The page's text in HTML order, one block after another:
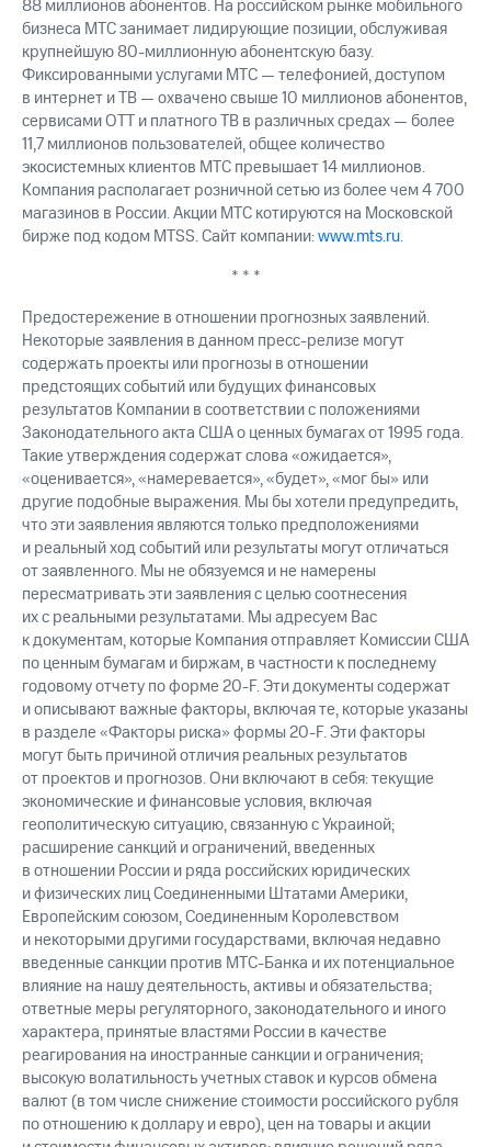
88 миллионов абонентов. На российском рынке мобильного
бизнеса МТС занимает лидирующие позиции, обслуживая
крупнейшую 80-миллионную абонентскую базу.
Фиксированными услугами МТС — телефонией, доступом
в интернет и ТВ — охвачено свыше 10 миллионов абонентов,
сервисами OTT и платного ТВ в различных средах — более
11,7 миллионов пользователей, общее количество
экосистемных клиентов МТС превышает 14 миллионов.
Компания располагает розничной сетью из более чем 4 700
магазинов в России. Акции МТС котируются на Московской
бирже под кодом MTSS. Сайт компании:www.mts.ru.
* * *
Предостережение в отношении прогнозных заявлений.
Некоторые заявления в данном пресс-релизе могут
содержать проекты или прогнозы в отношении
предстоящих событий или будущих финансовых
результатов Компании в соответствии с положениями
Законодательного акта США о ценных бумагах от 1995 года.
Такие утверждения содержат слова «ожидается»,
«оценивается», «намеревается», «будет», «мог бы» или
другие подобные выражения. Мы бы хотели предупредить,
что эти заявления являются только предположениями
и реальный ход событий или результаты могут отличаться
от заявленного. Мы не обязуемся и не намерены
пересматривать эти заявления с целью соотнесения
их с реальными результатами. Мы адресуем Вас
к документам, которые Компания отправляет Комиссии США
по ценным бумагам и биржам, в частности к последнему
годовому отчету по форме 20-F. Эти документы содержат
и описывают важные факторы, включая те, которые указаны
в разделе «Факторы риска» формы 20-F. Эти факторы
могут быть причиной отличия реальных результатов
от проектов и прогнозов. Они включают в себя: текущие
экономические и финансовые условия, включая
геополитическую ситуацию, связанную с Украиной;
расширение санкций и ограничений, введенных
в отношении России и ряда российских юридических
и физических лиц Соединенными Штатами Америки,
Европейским союзом, Соединенным Королевством
и некоторыми другими государствами, включая недавно
введенные санкции против МТС-Банка и их потенциальное
влияние на нашу деятельность, активы и обязательства;
ответные меры регуляторного, законодательного и иного
характера, принятые властями России в качестве
реагирования на иностранные санкции и ограничения;
высокую волатильность учетных ставок и курсов обмена
валют (в том числе снижение стоимости российского рубля
по отношению к доллару и евро), цен на товары и акции